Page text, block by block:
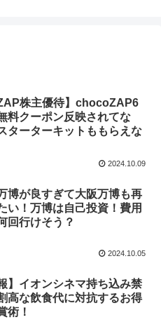
株主優待】chocoZAP6
料クーポン反映されてな
ターターキットももらえな
2024.10.09
博が良すぎて大阪万博も再
い！万博は自己投資！費用
回行けそう？
2024.10.05
】イオンシネマ持ち込み禁
高な飲食代に対抗するお得
術！